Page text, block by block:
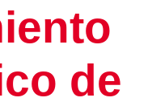
de